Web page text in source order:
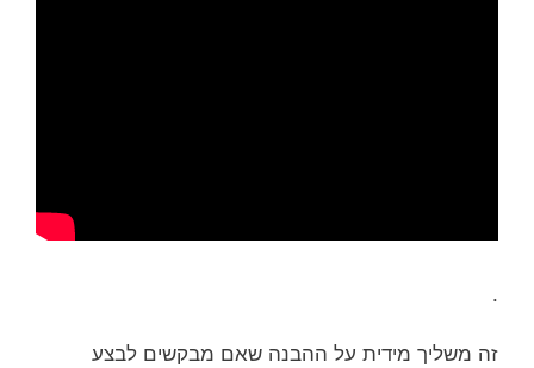
.
זה משליך מידית על ההבנה שאם מבקשים לבצע